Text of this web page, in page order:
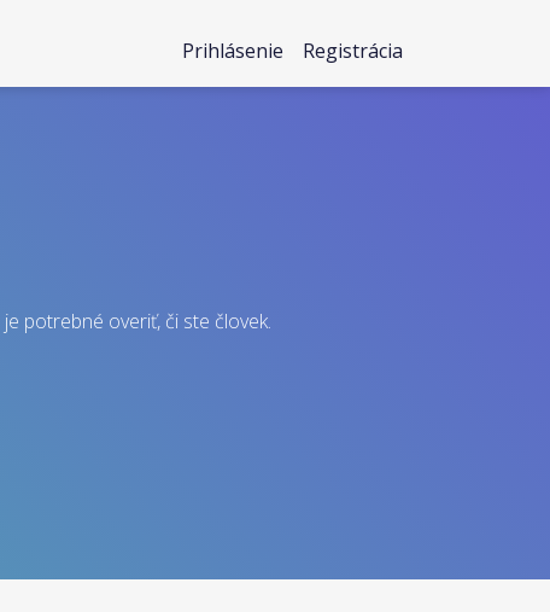
Prihlásenie Registrácia
je potrebné overiť, či ste človek.